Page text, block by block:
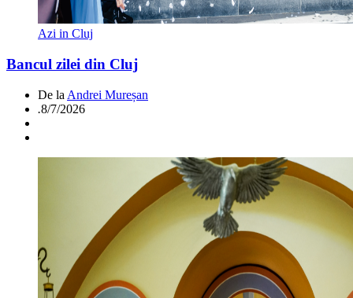
Azi in Cluj
Bancul zilei din Cluj
De la Andrei Mureșan
.8/7/2026